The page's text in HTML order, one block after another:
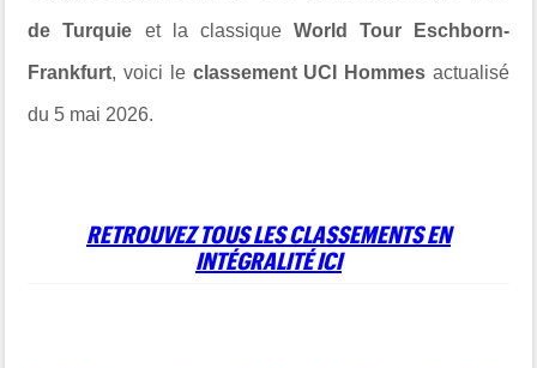
de Turquie et la classique World Tour Eschborn-
Frankfurt, voici le classement UCI Hommesactualisé
du 5 mai 2026.
RETROUVEZ TOUS LES CLASSEMENTS EN
INTÉGRALITÉ ICI